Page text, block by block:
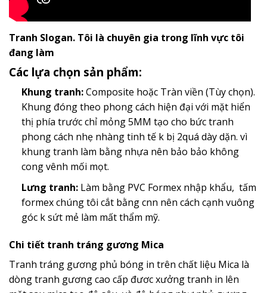
Tranh Slogan. Tôi là chuyên gia trong lĩnh vực tôi
đang làm
Các lựa chọn sản phẩm:
Khung tranh:Composite hoặc Tràn viền (Tùy chọn).
Khung đóng theo phong cách hiện đại với mặt hiển
thị phía trước chỉ mỏng 5MM tạo cho bức tranh
phong cách nhẹ nhàng tinh tế k bị 2quá dày dặn. vì
khung tranh làm bằng nhựa nên bảo bảo không
cong vênh mối mọt.
Lưng tranh:Làm bằng PVC Formex nhập khẩu, tấm
formex chúng tôi cắt bằng cnn nên cách cạnh vuông
góc k sứt mẻ làm mất thẩm mỹ.
Chi tiết tranh tráng gương Mica
Tranh tráng gương phủ bóng in trên chất liệu Mica là
dòng tranh gương cao cấp đươc xưởng tranh in lên